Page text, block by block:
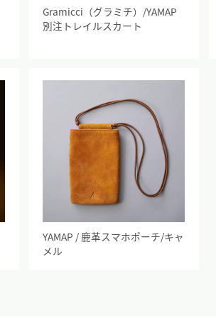
Gramicci（グラミチ）/YAMAP
別注トレイルスカート
YAMAP / 鹿革スマホポーチ/キャ
メル